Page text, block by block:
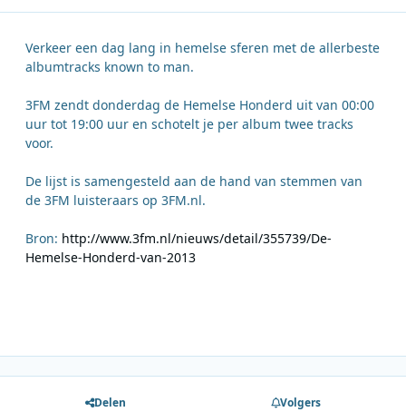
Verkeer een dag lang in hemelse sferen met de allerbeste
albumtracks known to man.
3FM zendt donderdag de Hemelse Honderd uit van 00:00
uur tot 19:00 uur en schotelt je per album twee tracks
voor.
De lijst is samengesteld aan de hand van stemmen van
de 3FM luisteraars op 3FM.nl.
Bron: http://www.3fm.nl/nieuws/detail/355739/De-
Hemelse-Honderd-van-2013
Delen Volgers